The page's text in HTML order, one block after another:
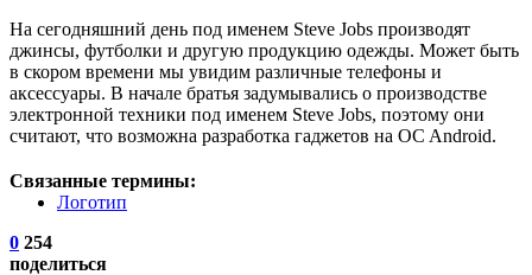
На сегодняшний день под именем Steve Jobs производят
джинсы, футболки и другую продукцию одежды. Может быть
в скором времени мы увидим различные телефоны и
аксессуары. В начале братья задумывались о производстве
электронной техники под именем Steve Jobs, поэтому они
считают, что возможна разработка гаджетов на OC Android.
Связанные термины:
Логотип
0 254
поделиться